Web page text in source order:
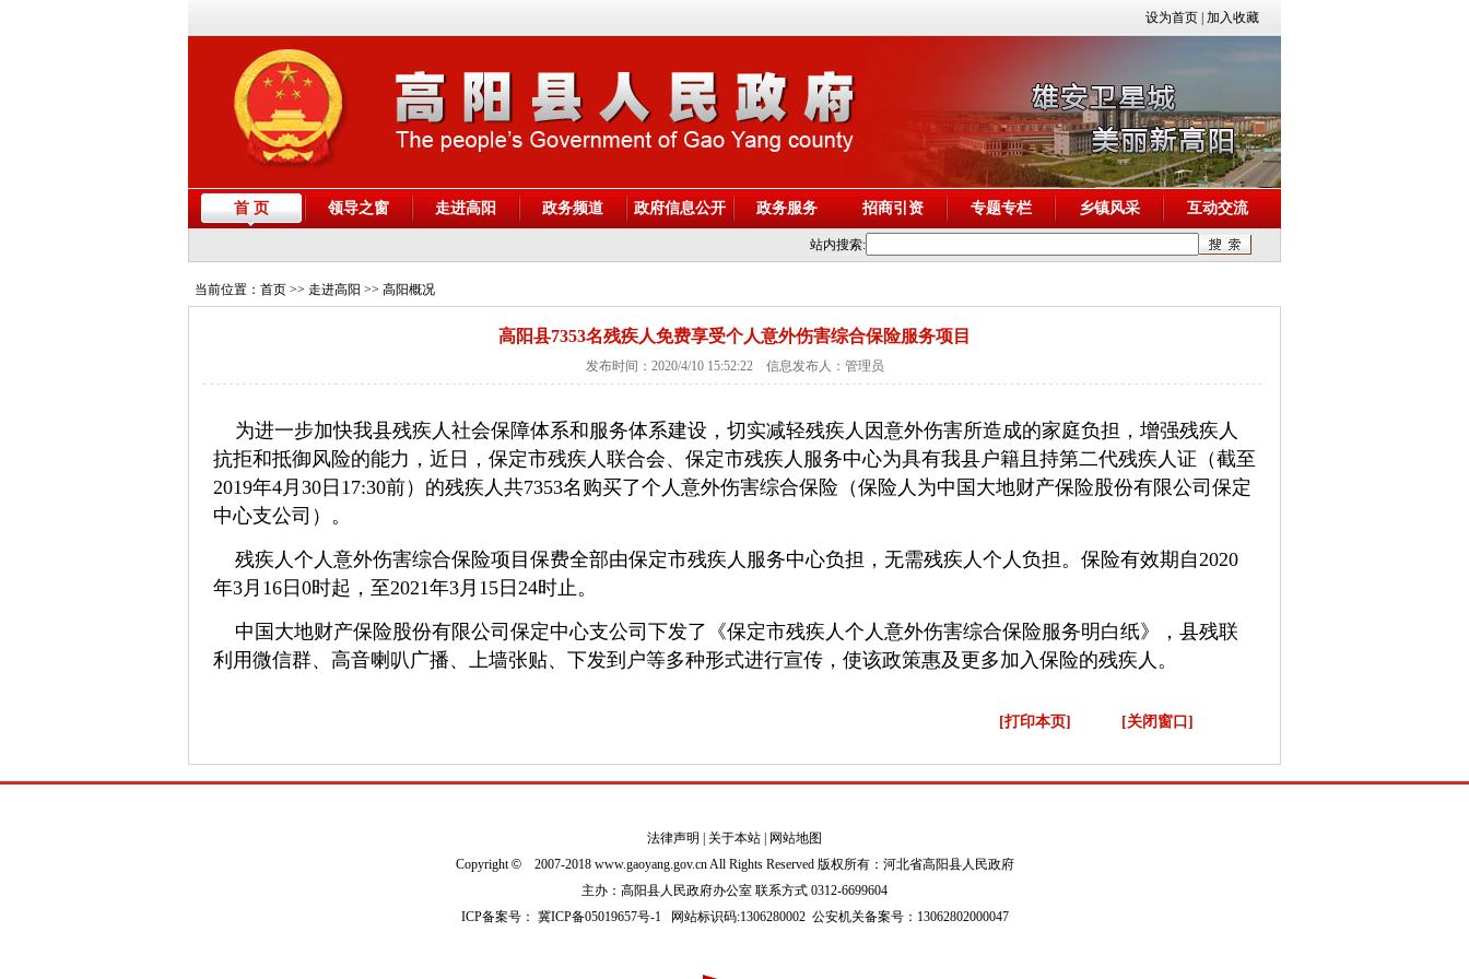
设为首页 加入收藏
首 页 领导之窗 走进高阳 政务频道 政府信息公开 政务服务 招商引资 专题专栏 乡镇风采 互动交流
站内搜索:
当前位置： 首页 >> 走进高阳 >> 高阳概况
高阳县7353名残疾人免费享受个人意外伤害综合保险服务项目
发布时间：2020/4/10 15:52:22 信息发布人：管理员
为进一步加快我县残疾人社会保障体系和服务体系建设，切实减轻残疾人因意外伤害所造成的家庭负担，增强残疾人
抗拒和抵御风险的能力，近日，保定市残疾人联合会、保定市残疾人服务中心为具有我县户籍且持第二代残疾人证（截至
2019年4月30日17:30前）的残疾人共7353名购买了个人意外伤害综合保险（保险人为中国大地财产保险股份有限公司保定
中心支公司）。
残疾人个人意外伤害综合保险项目保费全部由保定市残疾人服务中心负担，无需残疾人个人负担。保险有效期自2020
年3月16日0时起，至2021年3月15日24时止。
中国大地财产保险股份有限公司保定中心支公司下发了《保定市残疾人个人意外伤害综合保险服务明白纸》，县残联
利用微信群、高音喇叭广播、上墙张贴、下发到户等多种形式进行宣传，使该政策惠及更多加入保险的残疾人。
[打印本页] [关闭窗口]
法律声明 关于本站
网站地图
Copyright©2007-2018 www.gaoyang.gov.cn All Rights Reserved 版权所有：河北省高阳县人民政府
主办：高阳县人民政府办公室 联系方式 0312-6699604
ICP备案号： 冀ICP备05019657号-1网站标识码:1306280002 公安机关备案号：13062802000047